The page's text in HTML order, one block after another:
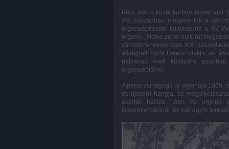
Pécs már a középkorban ismert volt
XV. században megjelentek a
orgonaépítéssel találkozunk a XV-
orgona-, illetve zenei kultúrát
várostörténetnek csak XIX. század
áttelepült Focht Ferenc alakja, aki
hatvanas évek közepére
orgonaépítővel.
A pécsi zsinagóga új orgonája 1869.
és újszerű hangja, és
akarták hallani, látni. Az orgona
ismeretlenségből, és vált egyre